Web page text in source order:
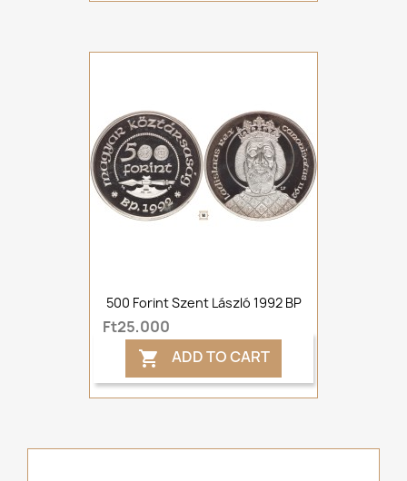
500 Forint Szent László 1992 BP
Ft25,000
 ADD TO CART